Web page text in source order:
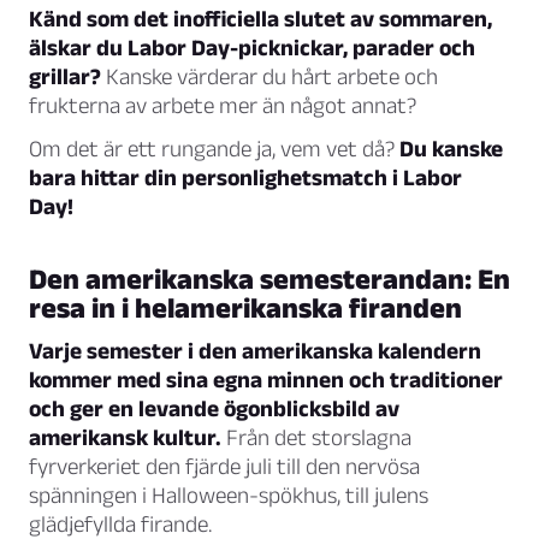
Känd som det inofficiella slutet av sommaren,
älskar du Labor Day-picknickar, parader och
grillar? Kanske värderar du hårt arbete och
frukterna av arbete mer än något annat?
Om det är ett rungande ja, vem vet då? Du kanske
bara hittar din personlighetsmatch i Labor
Day!
Den amerikanska semesterandan: En
resa in i helamerikanska firanden
Varje semester i den amerikanska kalendern
kommer med sina egna minnen och traditioner
och ger en levande ögonblicksbild av
amerikansk kultur. Från det storslagna
fyrverkeriet den fjärde juli till den nervösa
spänningen i Halloween-spökhus, till julens
glädjefyllda firande.